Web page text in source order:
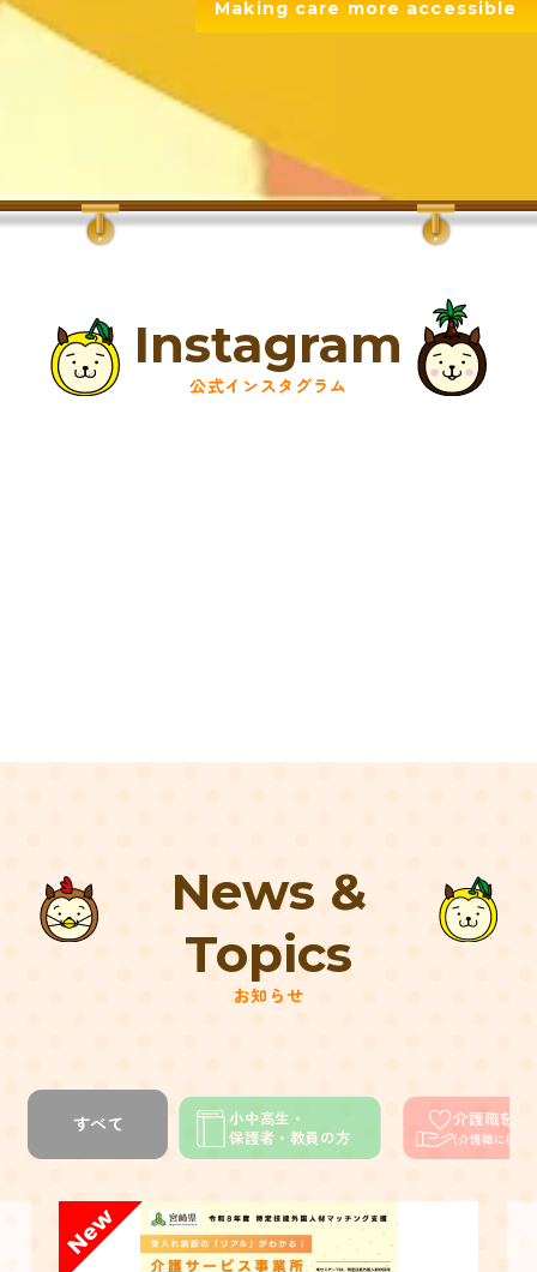
Making care more accessible
公式インスタグラム
Instagram
お知らせ
News &
Topics
すべて
小中高生・
保護者・教員の方
介護職を目
(介護職に興味